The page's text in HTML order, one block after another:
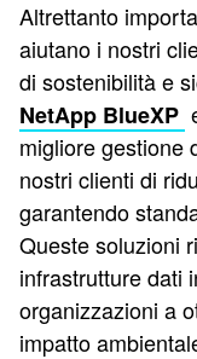
Altrettanto
aiutano i nostri
di sostenibilità e
NetApp BlueXP
migliore gestione
nostri clienti di
garantendo
Queste soluzioni
infrastrutture dati
organizzazioni a
impatto